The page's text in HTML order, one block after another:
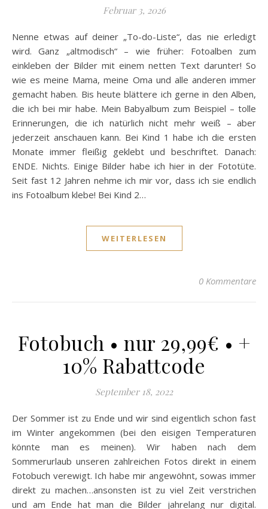
Februar 3, 2026
Nenne etwas auf deiner „To-do-Liste“, das nie erledigt
wird. Ganz „altmodisch“ – wie früher: Fotoalben zum
einkleben der Bilder mit einem netten Text darunter! So
wie es meine Mama, meine Oma und alle anderen immer
gemacht haben. Bis heute blättere ich gerne in den Alben,
die ich bei mir habe. Mein Babyalbum zum Beispiel – tolle
Erinnerungen, die ich natürlich nicht mehr weiß – aber
jederzeit anschauen kann. Bei Kind 1 habe ich die ersten
Monate immer fleißig geklebt und beschriftet. Danach:
ENDE. Nichts. Einige Bilder habe ich hier in der Fototüte.
Seit fast 12 Jahren nehme ich mir vor, dass ich sie endlich
ins Fotoalbum klebe! Bei Kind 2…
WEITERLESEN
0 Kommentare
Fotobuch • nur 29,99€ • +
10% Rabattcode
September 18, 2022
Der Sommer ist zu Ende und wir sind eigentlich schon fast
im Winter angekommen (bei den eisigen Temperaturen
könnte man es meinen). Wir haben nach dem
Sommerurlaub unseren zahlreichen Fotos direkt in einem
Fotobuch verewigt. Ich habe mir angewöhnt, sowas immer
direkt zu machen…ansonsten ist zu viel Zeit verstrichen
und am Ende hat man die Bilder jahrelang nur digital.